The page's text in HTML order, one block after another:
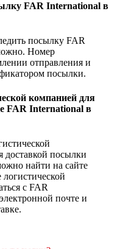
FAR International в
посылку FAR
Номер
отправления и
посылки.
компанией для
FAR International в
доставкой посылки
найти на сайте
с FAR
почте и